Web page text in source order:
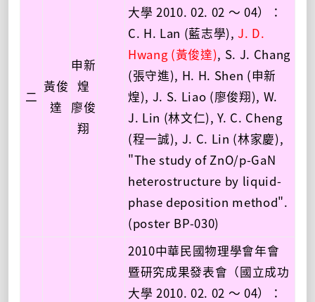
二
黃俊
達
申新
煌
廖俊
翔
大學 2010. 02. 02 ～ 04）：
C. H. Lan (藍志學),J. D.
Hwang (黃俊達), S. J. Chang
(張守進), H. H. Shen (申新
煌), J. S. Liao (廖俊翔), W.
J. Lin (林文仁), Y. C. Cheng
(程一誠), J. C. Lin (林家慶),
"The study of ZnO/p-GaN
heterostructure by liquid-
phase deposition method".
(poster BP-030)
2010中華民國物理學會年會
暨研究成果發表會（國立成功
大學 2010. 02. 02 ～ 04）：